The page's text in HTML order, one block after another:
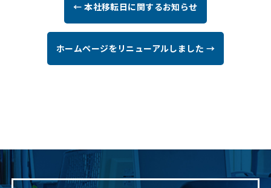
← 本社移転日に関するお知らせ
ホームページをリニューアルしました →